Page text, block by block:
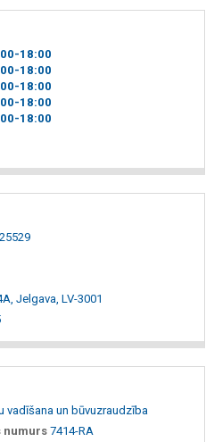
00-18 00
00-18 00
00-18 00
00-18 00
00-18 00
Jelgava, LV-3001
vadīšana un būvuzraudzība
numurs 7414-RA